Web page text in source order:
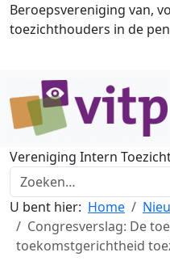
Beroepsvereniging van,
toezichthouders in de
Vereniging Intern
U bent hier: Home
Congresverslag: De
toekomstgerichtheid